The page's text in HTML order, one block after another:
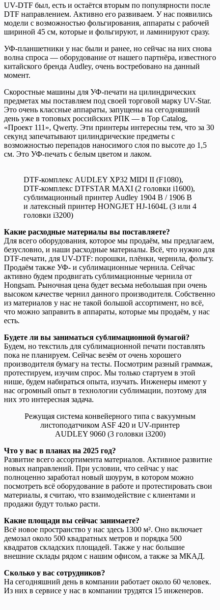
UV-DTF был, есть и остаётся вторым по популярности после
DTF направлением. Активно его развиваем. У нас появились
модели с возможностью фольгирования, аппараты с рабочей
шириной 45 см, которые и фольгируют, и ламинируют сразу.
УФ-планшетники у нас были и ранее, но сейчас на них снова
волна спроса — оборудование от нашего партнёра, известного
китайского бренда Audley, очень востребовано на данный
момент.
Скоростные машины для УФ-печати на цилиндрических
предметах мы поставляем под своей торговой марку UV-Star.
Это очень классные аппараты, запущены на сегодняшний
день уже в топовых российских РПК — в Top Catalog,
«Проект 111», Qwerty. Эти принтеры интересны тем, что за 30
секунд запечатывают цилиндрические предметы с
возможностью перепадов наносимого слоя по высоте до 1,5
см. Это УФ-печать с белым цветом и лаком.
DTF-комплекс AUDLEY XP32 MIDI II (F1080),
DTF-комплекс DTFSTAR MAXI (2 головки i1600),
сублимационный принтер Audley 1904 B / 1906 B
и латексный принтер HONGJET HJ-1604L (3 или 4
головки i3200)
Какие расходные материалы вы поставляете?
Для всего оборудования, которое мы продаём, мы предлагаем,
безусловно, и наши расходные материалы. Всё, что нужно для
DTF-печати, для UV-DTF: порошки, плёнки, чернила, фольгу.
Продаём также УФ- и сублимационные чернила. Сейчас
активно будем продвигать сублимационные чернила от
Hongsam. Рыночная цена будет весьма небольшая при очень
высоком качестве чернил данного производителя. Собственно
из материалов у нас не такой большой ассортимент, но всё,
что можно заправить в аппараты, которые мы продаём, у нас
есть.
Будете ли вы заниматься сублимационной бумагой?
Будем, но текстиль для сублимационной печати поставлять
пока не планируем. Сейчас везём от очень хорошего
производителя бумагу на тесты. Посмотрим разный граммаж,
протестируем, изучим спрос. Мы только стартуем в этой
нише, будем набираться опыта, изучать. Инженеры имеют у
нас огромный опыт в технологии сублимации, поэтому для
них это интересная задача.
Режущая система конвейерного типа с вакуумным
листоподатчиком ASF 420 и UV-принтер
AUDLEY 9060 (3 головки i3200)
Что у вас в планах на 2025 год?
Развитие всего ассортимента материалов. Активное развитие
новых направлений. При условии, что сейчас у нас
полноценно заработал новый шоурум, в котором можно
посмотреть всё оборудование в работе и протестировать свои
материалы, я считаю, что взаимодействие с клиентами и
продажи будут только расти.
Какие площади вы сейчас занимаете?
Всё новое пространство у нас здесь 1300 м². Оно включает
демозал около 500 квадратных метров и порядка 500
квадратов складских площадей. Также у нас большие
внешние склады рядом с нашим офисом, а также за МКАД.
Сколько у вас сотрудников?
На сегодняшний день в компании работает около 60 человек.
Из них в сервисе у нас в компании трудятся 15 инженеров.